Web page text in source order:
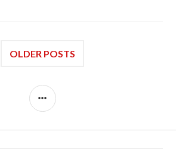
OLDER POSTS
SIDEBAR